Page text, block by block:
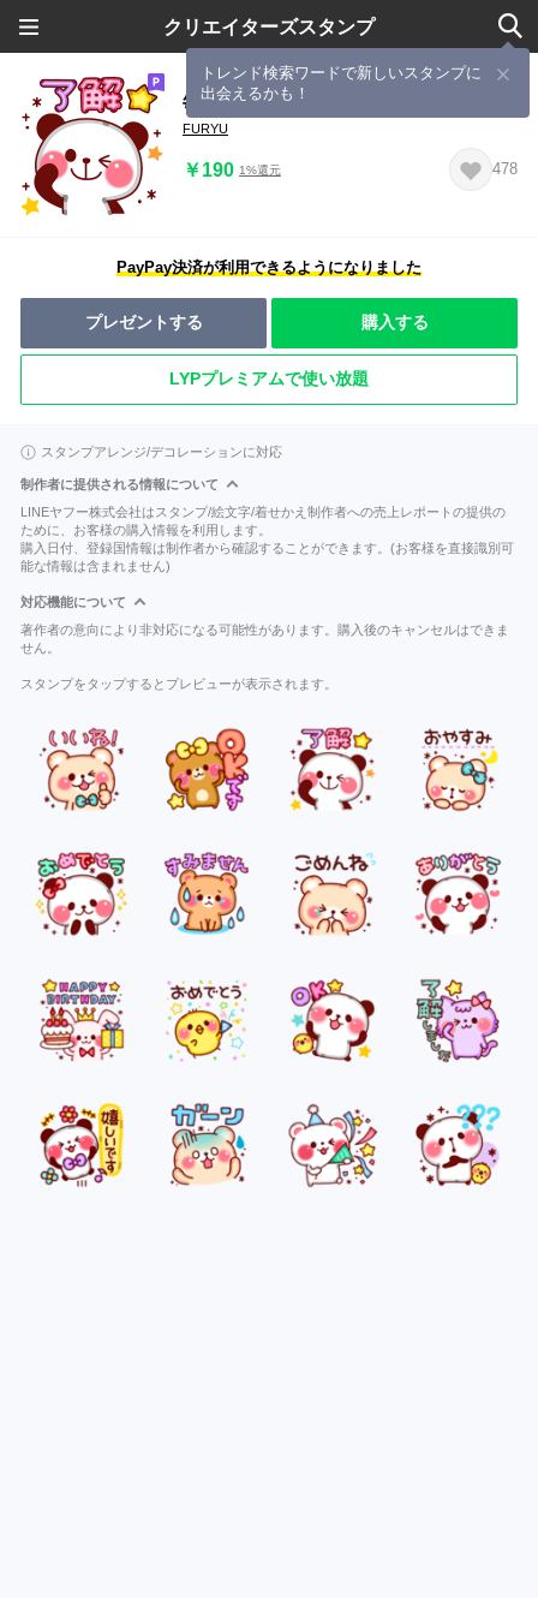
クリエイターズスタンプ
トレンド検索ワードで新しいスタンプに
出会えるかも！
毎日使える♪ふんわりアニマル
FURYU
￥190 1%還元 478
PayPay決済が利用できるようになりました
プレゼントする 購入する
LYPプレミアムで使い放題
スタンプアレンジ/デコレーションに対応
制作者に提供される情報について
LINEヤフー株式会社はスタンプ/絵文字/着せかえ制作者への売上レポートの提供の
ために、お客様の購入情報を利用します。
購入日付、登録国情報は制作者から確認することができます。(お客様を直接識別可
能な情報は含まれません)
対応機能について
著作者の意向により非対応になる可能性があります。購入後のキャンセルはできま
せん。
スタンプをタップするとプレビューが表示されます。